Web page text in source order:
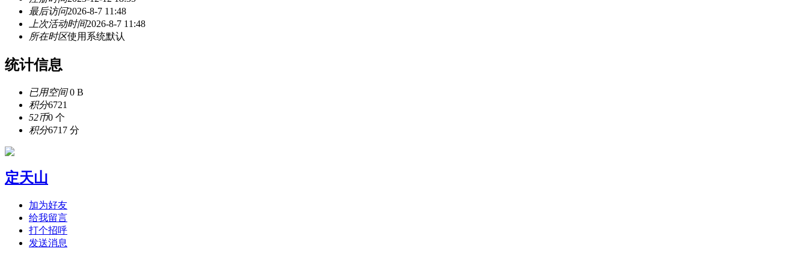
最后访问2026-8-7 11:48
上次活动时间2026-8-7 11:48
所在时区使用系统默认
统计信息
已用空间0 B
积分6721
52币0 个
积分6717 分
定天山
加为好友
给我留言
打个招呼
发送消息